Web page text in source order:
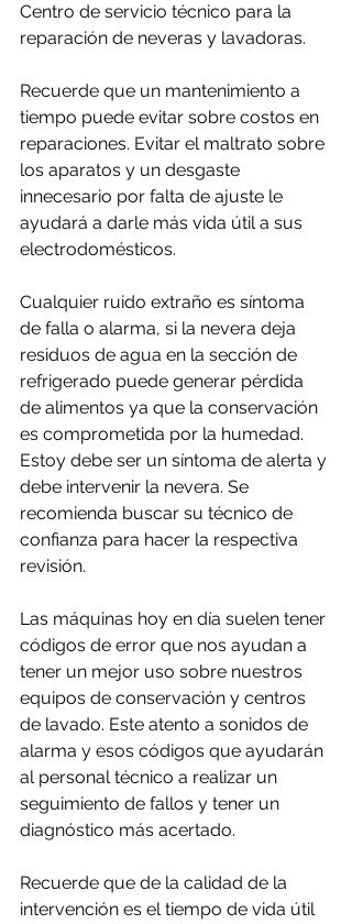
Centro de servicio técnico para la
reparación de neveras y lavadoras.
Recuerde que un mantenimiento a
tiempo puede evitar sobre costos en
reparaciones. Evitar el maltrato sobre
los aparatos y un desgaste
innecesario por falta de ajuste le
ayudará a darle más vida útil a sus
electrodomésticos.
Cualquier ruido extraño es síntoma
de falla o alarma, si la nevera deja
residuos de agua en la sección de
refrigerado puede generar pérdida
de alimentos ya que la conservación
es comprometida por la humedad.
Estoy debe ser un síntoma de alerta y
debe intervenir la nevera. Se
recomienda buscar su técnico de
confianza para hacer la respectiva
revisión.
Las máquinas hoy en día suelen tener
códigos de error que nos ayudan a
tener un mejor uso sobre nuestros
equipos de conservación y centros
de lavado. Este atento a sonidos de
alarma y esos códigos que ayudarán
al personal técnico a realizar un
seguimiento de fallos y tener un
diagnóstico más acertado.
Recuerde que de la calidad de la
intervención es el tiempo de vida útil